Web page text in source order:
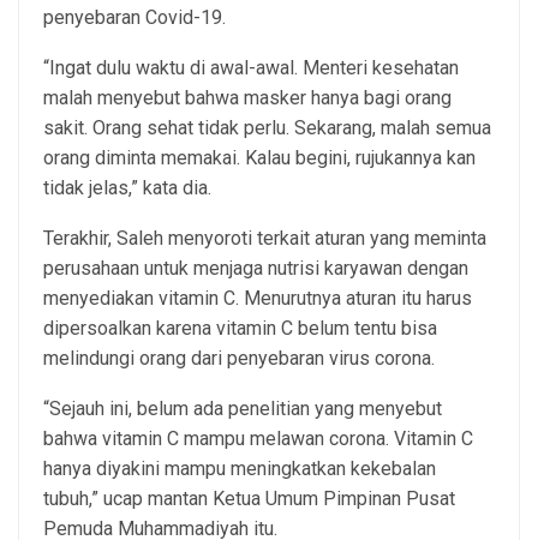
penyebaran Covid-19.
“Ingat dulu waktu di awal-awal. Menteri kesehatan
malah menyebut bahwa masker hanya bagi orang
sakit. Orang sehat tidak perlu. Sekarang, malah semua
orang diminta memakai. Kalau begini, rujukannya kan
tidak jelas,” kata dia.
Terakhir, Saleh menyoroti terkait aturan yang meminta
perusahaan untuk menjaga nutrisi karyawan dengan
menyediakan vitamin C. Menurutnya aturan itu harus
dipersoalkan karena vitamin C belum tentu bisa
melindungi orang dari penyebaran virus corona.
“Sejauh ini, belum ada penelitian yang menyebut
bahwa vitamin C mampu melawan corona. Vitamin C
hanya diyakini mampu meningkatkan kekebalan
tubuh,” ucap mantan Ketua Umum Pimpinan Pusat
Pemuda Muhammadiyah itu.